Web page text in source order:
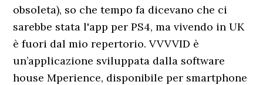
obsoleta), so che tempo fa dicevano che ci
sarebbe stata l'app per PS4, ma vivendo in UK
è fuori dal mio repertorio. VVVVID è
un’applicazione sviluppata dalla software
house Mperience, disponibile per smartphone